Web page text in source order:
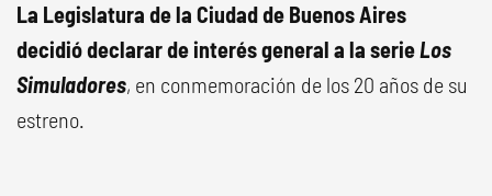
La Legislatura de la Ciudad de Buenos Aires
decidió declarar de interés general a la serieLos
Simuladores, en conmemoración de los 20 años de su
estreno.